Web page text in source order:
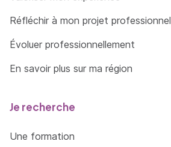
Réfléchir à mon projet professionnel
Évoluer professionnellement
En savoir plus sur ma région
Je recherche
Une formation